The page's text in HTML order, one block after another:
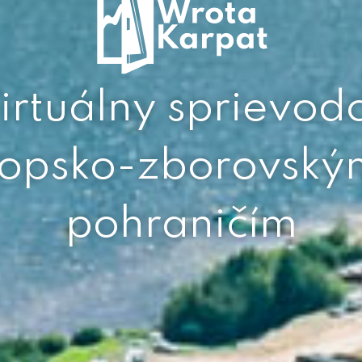
pohraničím